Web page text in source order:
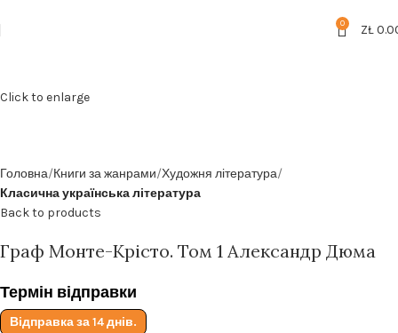
0 ZŁ
Click to enlarge
Головна Книги за жанрами Художня література
Класична українська література
Back to products
Граф Монте-Крісто. Том 1 Александр Дюма
Термін відправки
Відправка за 14 днів.